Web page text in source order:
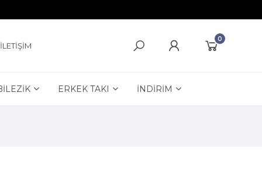
İLETİŞİM
0
ERKEK TAKI İNDİRİM